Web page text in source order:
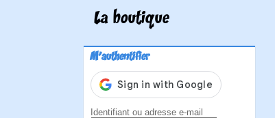
La boutique
M'authentifier
Identifiant ou adresse e-mail